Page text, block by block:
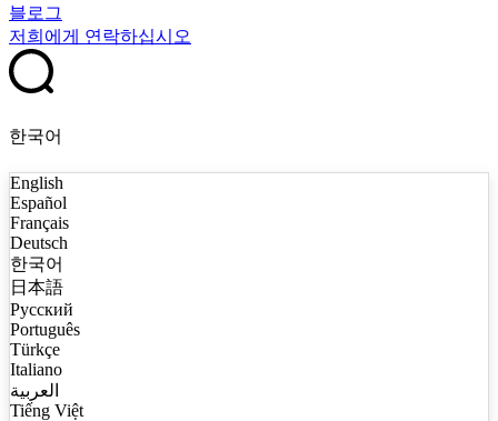
블로그
저희에게 연락하십시오
한국어
English
Español
Français
Deutsch
한국어
日本語
Русский
Português
Türkçe
Italiano
العربية
Tiếng Việt